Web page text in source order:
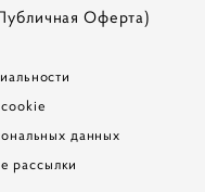
Оферта)
данных
рассылки